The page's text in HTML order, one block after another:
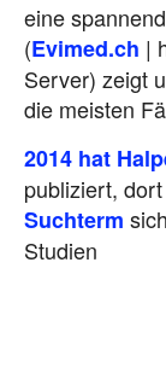
eine
(Evimed.ch |
Server) zeigt
die meisten
2014 hat
publiziert,
Suchterm
Studien